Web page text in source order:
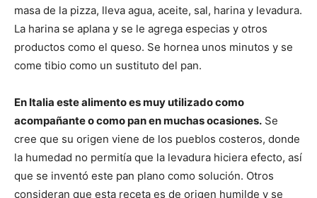
masa de la pizza, lleva agua, aceite, sal, harina y levadura.
La harina se aplana y se le agrega especias y otros
productos como el queso. Se hornea unos minutos y se
come tibio como un sustituto del pan.
En Italia este alimento es muy utilizado como
acompañante o como pan en muchas ocasiones. Se
cree que su origen viene de los pueblos costeros, donde
la humedad no permitía que la levadura hiciera efecto, así
que se inventó este pan plano como solución. Otros
consideran que esta receta es de origen humilde y se